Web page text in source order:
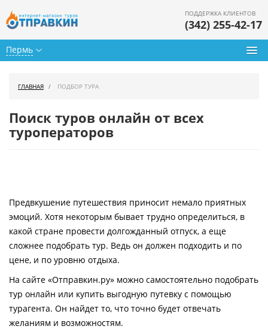
Пермь
ПОДДЕРЖКА КЛИЕНТОВ
(342) 255-42-17
Горящие туры
Страны
Как купить
Контакты
ГЛАВНАЯ ПОДБОР ТУРА
Поиск туров онлайн от всех
туроператоров
Предвкушение путешествия приносит немало приятных
эмоций. Хотя некоторым бывает трудно определиться, в
какой стране провести долгожданный отпуск, а еще
сложнее подобрать тур. Ведь он должен подходить и по
цене, и по уровню отдыха.
На сайте «Отправкин.ру» можно самостоятельно подобрать
тур онлайн или купить выгодную путевку с помощью
турагента. Он найдет то, что точно будет отвечать
желаниям и возможностям.